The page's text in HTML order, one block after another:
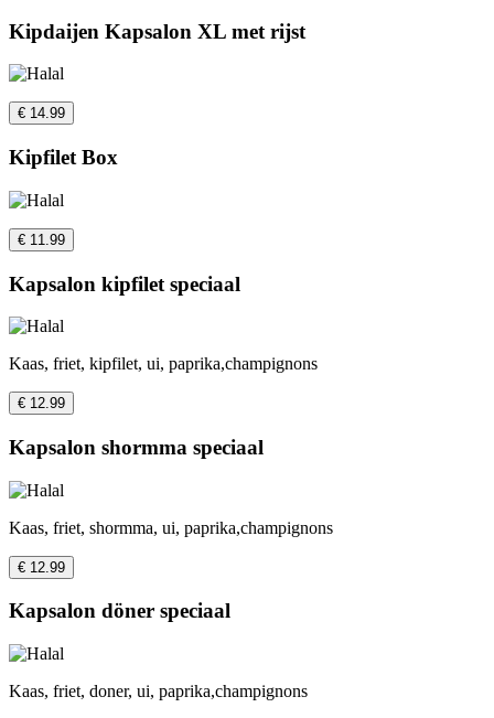
Kipdaijen Kapsalon XL met rijst
€ 14.99
Kipfilet Box
€ 11.99
Kapsalon kipfilet speciaal
Kaas, friet, kipfilet, ui, paprika,champignons
€ 12.99
Kapsalon shormma speciaal
Kaas, friet, shormma, ui, paprika,champignons
€ 12.99
Kapsalon döner speciaal
Kaas, friet, doner, ui, paprika,champignons